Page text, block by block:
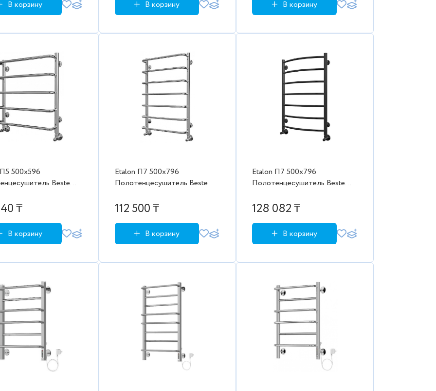
В корзину В корзину В корзину
500х596
Beste
(черный)
₸
В корзину
Etalon П7 500х796
Полотенцесушитель Beste
112 500 ₸
В корзину
Etalon П7 500х796
Полотенцесушитель Beste
9005 матовый) (черный)
128 082 ₸
В корзину